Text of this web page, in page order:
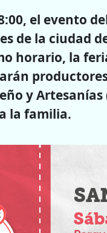
el evento
de la ciudad
horario, la
y Artesanías
la familia.